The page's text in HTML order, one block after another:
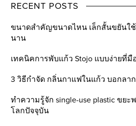
RECENT POSTS
ขนาดสำคัญขนาดไหน เล็กสั้นขยันใ
นาน
เทคนิคการพับแก้ว Stojo แบบง่ายที่
3 วิธีกำจัด กลิ่นกาแฟในแก้ว บอกลา
ทำความรู้จัก single-use plastic ขย
โลกปัจจุบัน